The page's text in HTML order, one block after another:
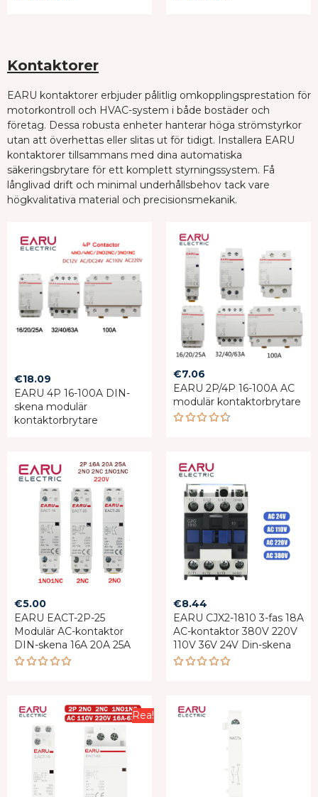
Kontaktorer
EARU kontaktorer erbjuder pålitlig omkopplingsprestation för
motorkontroll och HVAC-system i både bostäder och
företag. Dessa robusta enheter hanterar höga strömstyrkor
utan att överhettas eller slitas ut för tidigt. Installera EARU
kontaktorer tillsammans med dina automatiska
säkeringsbrytare för ett komplett styrningssystem. Få
långlivad drift och minimal underhållsbehov tack vare
högkvalitativa material och precisionsmekanik.
€18.09
EARU 4P 16-100A DIN-
skena modulär
kontaktorbrytare
€7.06
EARU 2P/4P 16-100A AC
modulär kontaktorbrytare
out of 5
€5.00
EARU EACT-2P-25
Modulär AC-kontaktor
DIN-skena 16A 20A 25A
of 5
€8.44
EARU CJX2-1810 3-fas 18A
AC-kontaktor 380V 220V
110V 36V 24V Din-skena
of 5
Rea!